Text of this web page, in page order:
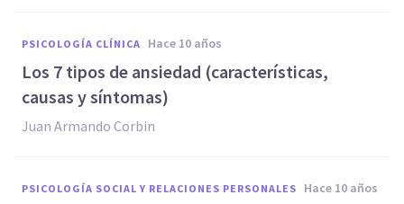
PSICOLOGÍA CLÍNICA hace 10 años
Los 7 tipos de ansiedad (características,
causas y síntomas)
Juan Armando Corbin
PSICOLOGÍA SOCIAL Y RELACIONES PERSONALES hace 10 años